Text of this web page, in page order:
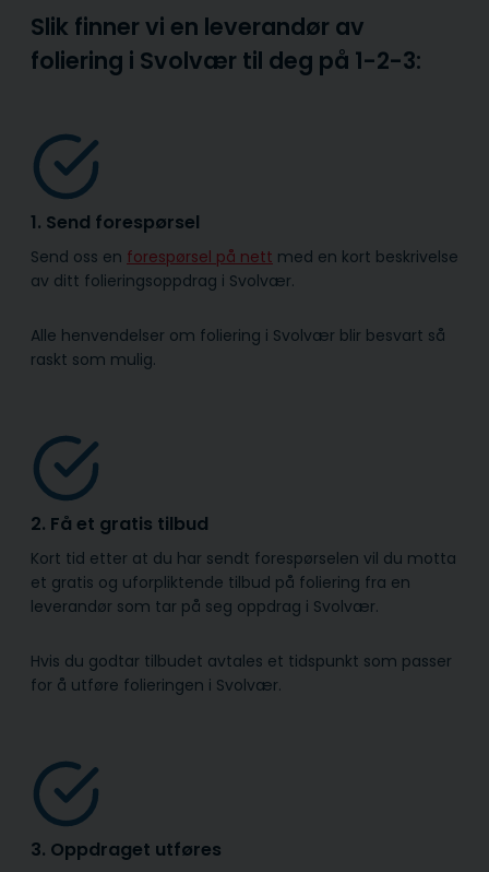
Slik finner vi en leverandør av
foliering i Svolvær til deg på 1-2-3:
1. Send forespørsel
Send oss en forespørsel på nett med en kort beskrivelse
av ditt folieringsoppdrag i Svolvær.
Alle henvendelser om foliering i Svolvær blir besvart så
raskt som mulig.
2. Få et gratis tilbud
Kort tid etter at du har sendt forespørselen vil du motta
et gratis og uforpliktende tilbud på foliering fra en
leverandør som tar på seg oppdrag i Svolvær.
Hvis du godtar tilbudet avtales et tidspunkt som passer
for å utføre folieringen i Svolvær.
3. Oppdraget utføres